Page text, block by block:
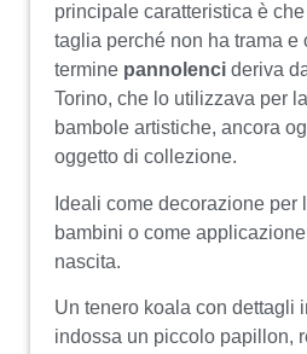
principale caratteristica è
taglia perché non ha trama e
termine pannolenci deriva
Torino, che lo utilizzava per
bambole artistiche, ancora
oggetto di collezione.
Ideali come decorazione per
bambini o come
nascita.
Un tenero koala con dettagli
indossa un piccolo papillon,